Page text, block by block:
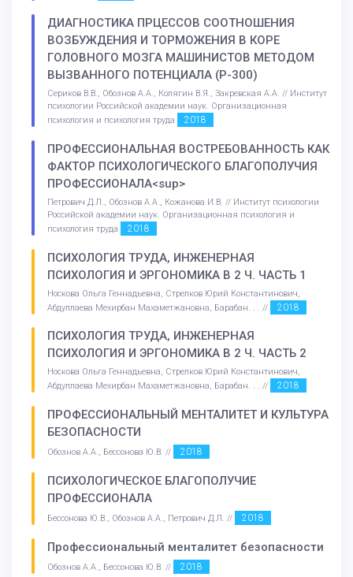
ДИАГНОСТИКА ПРЦЕССОВ СООТНОШЕНИЯ
ВОЗБУЖДЕНИЯ И ТОРМОЖЕНИЯ В КОРЕ
ГОЛОВНОГО МОЗГА МАШИНИСТОВ МЕТОДОМ
ВЫЗВАННОГО ПОТЕНЦИАЛА (Р-300)
Сериков В.В., Обознов А.А., Колягин В.Я., Закревская А.А. // Институт
психологии Российской академии наук. Организационная
психология и психология труда
2018
ПРОФЕССИОНАЛЬНАЯ ВОСТРЕБОВАННОСТЬ КАК
ФАКТОР ПСИХОЛОГИЧЕСКОГО БЛАГОПОЛУЧИЯ
ПРОФЕССИОНАЛА<sup>
Петрович Д.Л., Обознов А.А., Кожанова И.В. // Институт психологии
Российской академии наук. Организационная психология и
психология труда
2018
ПСИХОЛОГИЯ ТРУДА, ИНЖЕНЕРНАЯ
ПСИХОЛОГИЯ И ЭРГОНОМИКА В 2 Ч. ЧАСТЬ 1
Носкова Ольга Геннадьевна, Стрелков Юрий Константинович,
Абдуллаева Мехирбан Махаметжановна, Барабан. . . //
2018
ПСИХОЛОГИЯ ТРУДА, ИНЖЕНЕРНАЯ
ПСИХОЛОГИЯ И ЭРГОНОМИКА В 2 Ч. ЧАСТЬ 2
Носкова Ольга Геннадьевна, Стрелков Юрий Константинович,
Абдуллаева Мехирбан Махаметжановна, Барабан. . . //
2018
ПРОФЕССИОНАЛЬНЫЙ МЕНТАЛИТЕТ И КУЛЬТУРА
БЕЗОПАСНОСТИ
Обознов А.А., Бессонова Ю.В. // 2018
ПСИХОЛОГИЧЕСКОЕ БЛАГОПОЛУЧИЕ
ПРОФЕССИОНАЛА
Бессонова Ю.В., Обознов А.А., Петрович Д.Л. // 2018
Профессиональный менталитет безопасности
Обознов А.А., Бессонова Ю.В. // 2018